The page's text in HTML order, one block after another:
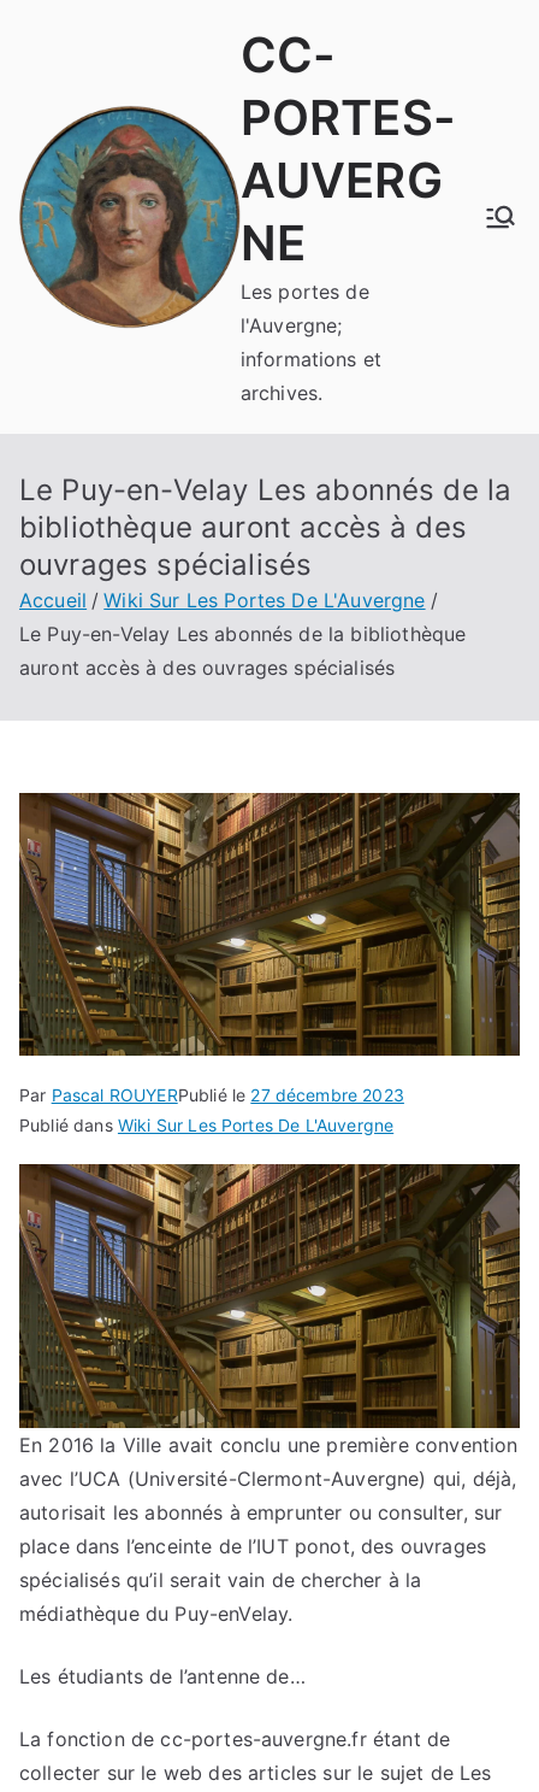
CC-
PORTES-
AUVERG
NE
Les portes de
l'Auvergne;
informations et
archives.
Le Puy-en-Velay Les abonnés de la
bibliothèque auront accès à des
ouvrages spécialisés
Accueil
Wiki Sur Les Portes De L'Auvergne
Le Puy-en-Velay Les abonnés de la bibliothèque
auront accès à des ouvrages spécialisés
Par Pascal ROUYERPublié le 27 décembre 2023
Publié dans Wiki Sur Les Portes De L'Auvergne
En 2016 la Ville avait conclu une première convention
avec l’UCA (Université-Clermont-Auvergne) qui, déjà,
autorisait les abonnés à emprunter ou consulter, sur
place dans l’enceinte de l’IUT ponot, des ouvrages
spécialisés qu’il serait vain de chercher à la
médiathèque du Puy-enVelay.
Les étudiants de l’antenne de…
La fonction de cc-portes-auvergne.fr étant de
collecter sur le web des articles sur le sujet de Les